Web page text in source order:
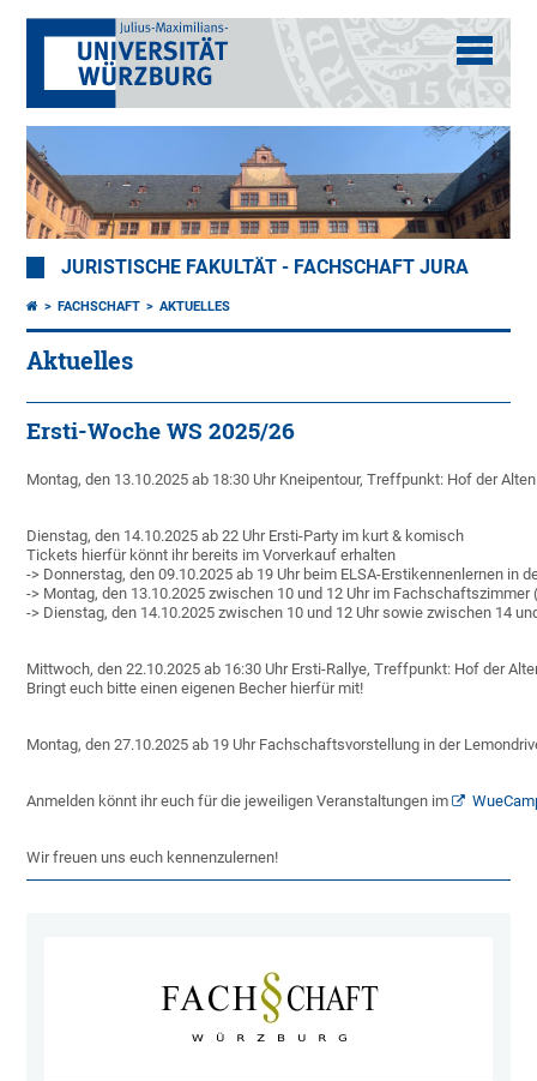
JURISTISCHE FAKULTÄT - FACHSCHAFT JURA
FACHSCHAFT AKTUELLES
Aktuelles
Ersti-Woche WS 2025/26
Montag, den 13.10.2025 ab 18:30 Uhr Kneipentour, Treffpunkt: Hof der
Dienstag, den 14.10.2025 ab 22 Uhr Ersti-Party im kurt & komisch
Tickets hierfür könnt ihr bereits im Vorverkauf erhalten
-> Donnerstag, den 09.10.2025 ab 19 Uhr beim ELSA-Erstikennenlernen in
-> Montag, den 13.10.2025 zwischen 10 und 12 Uhr im Fachschaftszimmer
-> Dienstag, den 14.10.2025 zwischen 10 und 12 Uhr sowie zwischen 14
Mittwoch, den 22.10.2025 ab 16:30 Uhr Ersti-Rallye, Treffpunkt: Hof der
Bringt euch bitte einen eigenen Becher hierfür mit!
Montag, den 27.10.2025 ab 19 Uhr Fachschaftsvorstellung in der
Anmelden könnt ihr euch für die jeweiligen Veranstaltungen im
Wir freuen uns euch kennenzulernen!